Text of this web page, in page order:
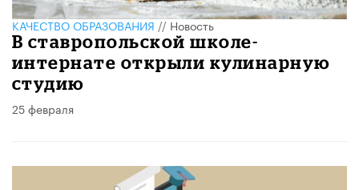
КАЧЕСТВО ОБРАЗОВАНИЯ//Новость
В ставропольской школе-
интернате открыли кулинарную
студию
25 февраля